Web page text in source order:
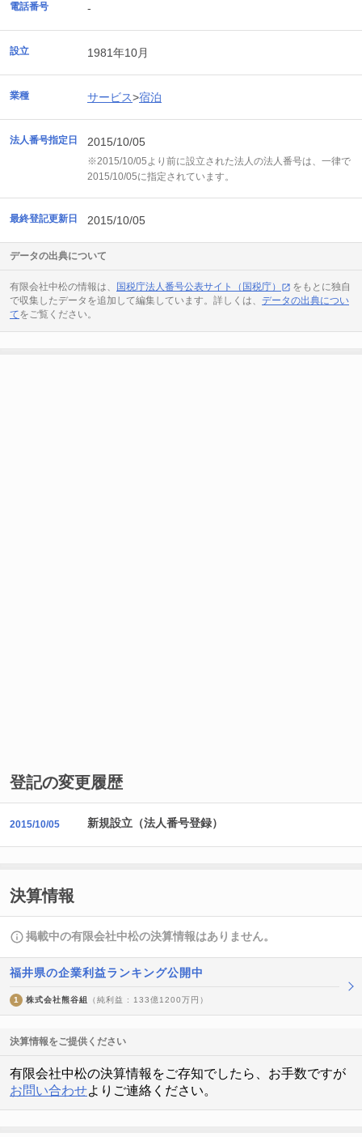
電話番号 -
設立 1981年10月
業種 サービス>宿泊
法人番号指定日 2015/10/05
※2015/10/05より前に設立された法人の法人番号は、一律で
2015/10/05に指定されています。
最終登記更新日 2015/10/05
データの出典について
有限会社中松の情報は、 国税庁法人番号公表サイト（国税庁）
をもとに独自
で収集したデータを追加して編集しています。詳しくは、 データの出典につい
てをご覧ください。
登記の変更履歴
2015/10/05 新規設立（法人番号登録）
決算情報
掲載中の有限会社中松の決算情報はありません。
福井県の企業利益ランキング公開中
1 株式会社熊谷組 （純利益 : 133億1200万円）
決算情報をご提供ください
有限会社中松の決算情報をご存知でしたら、お手数ですが
お問い合わせよりご連絡ください。